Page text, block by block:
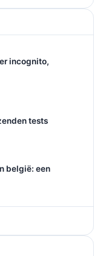
incognito,
tests
belgië: een